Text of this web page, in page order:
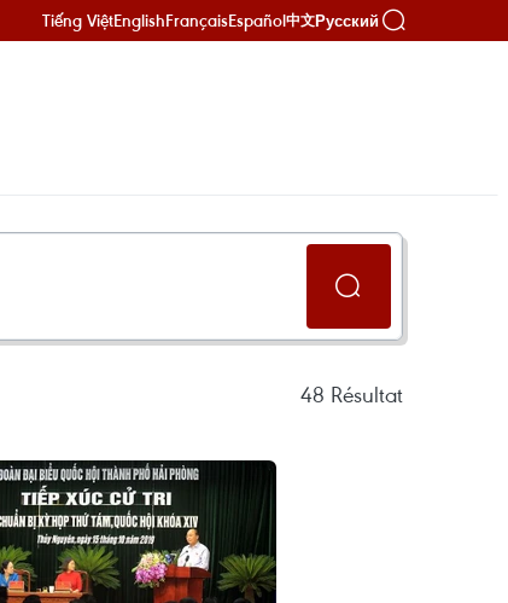
Tiếng ViệtEnglishFrançaisEspañol中文Русский
48 Résultat